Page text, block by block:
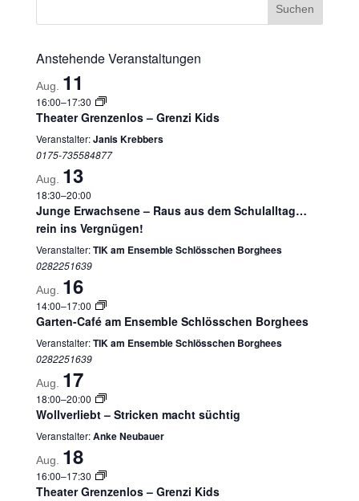
Anstehende Veranstaltungen
Aug. 11
16:00–17:30
Theater Grenzenlos – Grenzi Kids
Veranstalter:Janis Krebbers
0175-735584877
Aug. 13
18:30–20:00
Junge Erwachsene – Raus aus dem Schulalltag…
rein ins Vergnügen!
Veranstalter:TIK am Ensemble Schlösschen Borghees
0282251639
Aug. 16
14:00–17:00
Garten-Café am Ensemble Schlösschen Borghees
Veranstalter:TIK am Ensemble Schlösschen Borghees
0282251639
Aug. 17
18:00–20:00
Wollverliebt – Stricken macht süchtig
Veranstalter:Anke Neubauer
Aug. 18
16:00–17:30
Theater Grenzenlos – Grenzi Kids